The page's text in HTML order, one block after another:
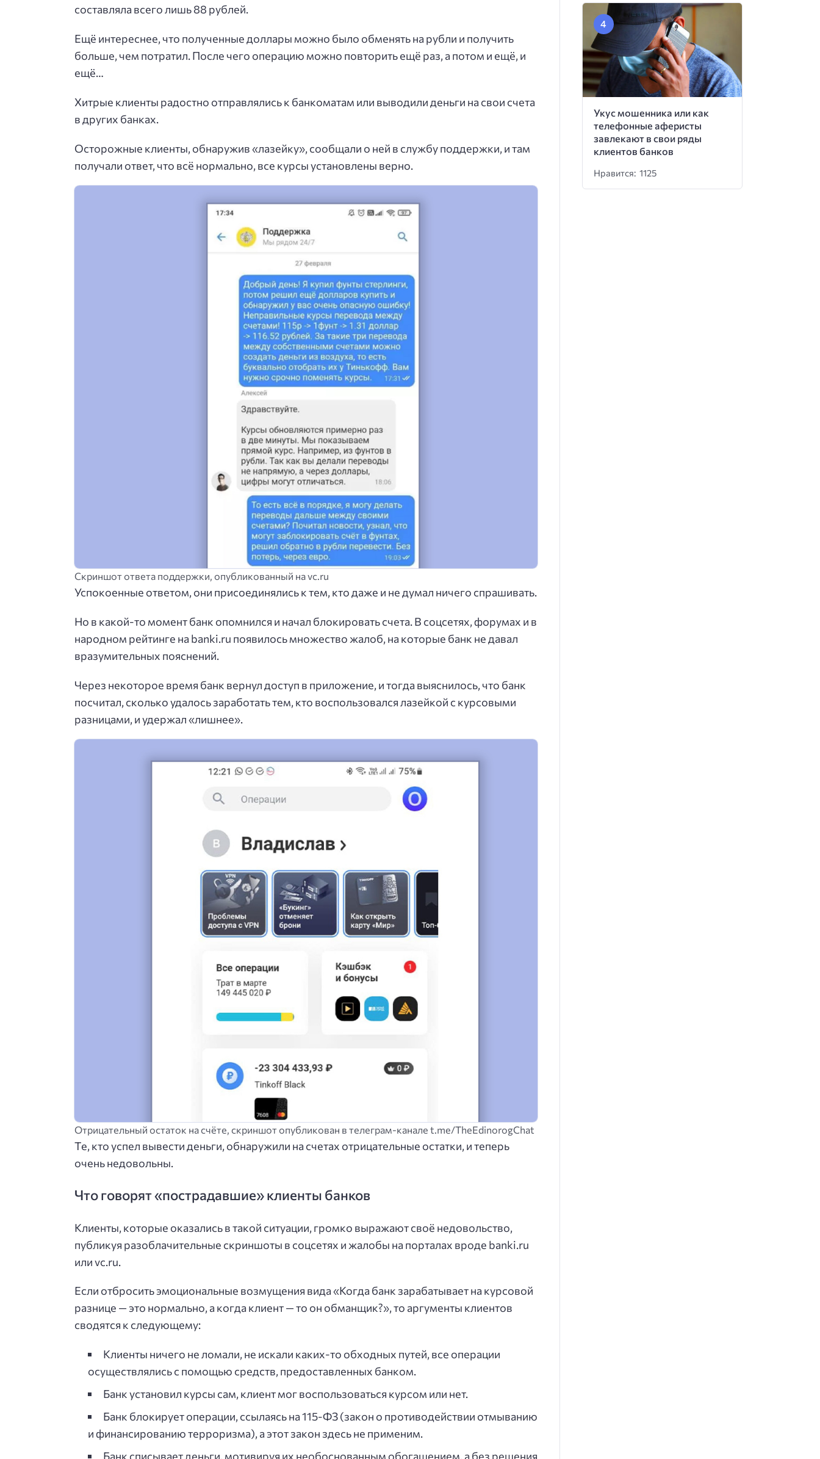
составляла всего лишь 88 рублей.
Ещё интереснее, что полученные доллары можно было обменять на рубли и получить
больше, чем потратил. После чего операцию можно повторить ещё раз, а потом и ещё, и
ещё…
Хитрые клиенты радостно отправлялись к банкоматам или выводили деньги на свои счета
в других банках.
Осторожные клиенты, обнаружив «лазейку», сообщали о ней в службу поддержки, и там
получали ответ, что всё нормально, все курсы установлены верно.
Скриншот ответа поддержки, опубликованный на vc.ru
Успокоенные ответом, они присоединялись к тем, кто даже и не думал ничего спрашивать.
Но в какой-то момент банк опомнился и начал блокировать счета. В соцсетях, форумах и в
народном рейтинге на banki.ru появилось множество жалоб, на которые банк не давал
вразумительных пояснений.
Через некоторое время банк вернул доступ в приложение, и тогда выяснилось, что банк
посчитал, сколько удалось заработать тем, кто воспользовался лазейкой с курсовыми
разницами, и удержал «лишнее».
Отрицательный остаток на счёте, скриншот опубликован в телеграм-канале t.me/TheEdinorogChat
Те, кто успел вывести деньги, обнаружили на счетах отрицательные остатки, и теперь
очень недовольны.
Что говорят «пострадавшие» клиенты банков
Клиенты, которые оказались в такой ситуации, громко выражают своё недовольство,
публикуя разоблачительные скриншоты в соцсетях и жалобы на порталах вроде banki.ru
или vc.ru.
Если отбросить эмоциональные возмущения вида «Когда банк зарабатывает на курсовой
разнице — это нормально, а когда клиент — то он обманщик?», то аргументы клиентов
сводятся к следующему:
Клиенты ничего не ломали, не искали каких-то обходных путей, все операции
осуществлялись с помощью средств, предоставленных банком.
Банк установил курсы сам, клиент мог воспользоваться курсом или нет.
Банк блокирует операции, ссылаясь на 115-ФЗ (закон о противодействии отмыванию
и финансированию терроризма), а этот закон здесь не применим.
Банк списывает деньги, мотивируя их необоснованным обогащением, а без решения
Укус мошенника или как
телефонные аферисты
завлекают в свои ряды
клиентов банков
Нравится: 1125